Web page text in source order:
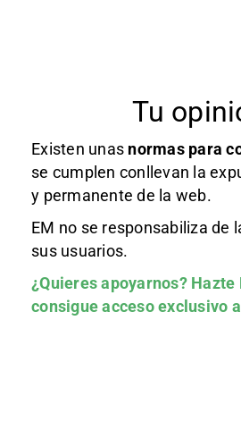
Tu
Existen unas normas para
se cumplen conllevan la
y permanente de la web.
EM no se responsabiliza de
sus usuarios.
¿Quieres apoyarnos? Hazte
consigue acceso exclusivo